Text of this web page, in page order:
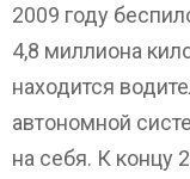
2009 году
4,8 миллиона
находится
автономной
на себя. К концу